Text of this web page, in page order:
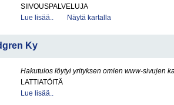
SIIVOUSPALVELUJA
Lue lisää..
Näytä kartalla
Ky
Hakutulos löytyi yrityksen omien www-sivujen
LATTIATÖITÄ
Lue lisää..